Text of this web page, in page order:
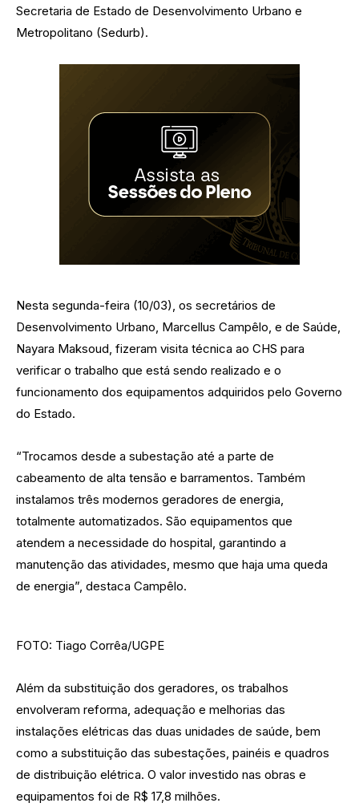
Secretaria de Estado de Desenvolvimento Urbano e
Metropolitano (Sedurb).
Nesta segunda-feira (10/03), os secretários de
Desenvolvimento Urbano, Marcellus Campêlo, e de Saúde,
Nayara Maksoud, fizeram visita técnica ao CHS para
verificar o trabalho que está sendo realizado e o
funcionamento dos equipamentos adquiridos pelo Governo
do Estado.
“Trocamos desde a subestação até a parte de
cabeamento de alta tensão e barramentos. Também
instalamos três modernos geradores de energia,
totalmente automatizados. São equipamentos que
atendem a necessidade do hospital, garantindo a
manutenção das atividades, mesmo que haja uma queda
de energia”, destaca Campêlo.
FOTO: Tiago Corrêa/UGPE
Além da substituição dos geradores, os trabalhos
envolveram reforma, adequação e melhorias das
instalações elétricas das duas unidades de saúde, bem
como a substituição das subestações, painéis e quadros
de distribuição elétrica. O valor investido nas obras e
equipamentos foi de R$ 17,8 milhões.